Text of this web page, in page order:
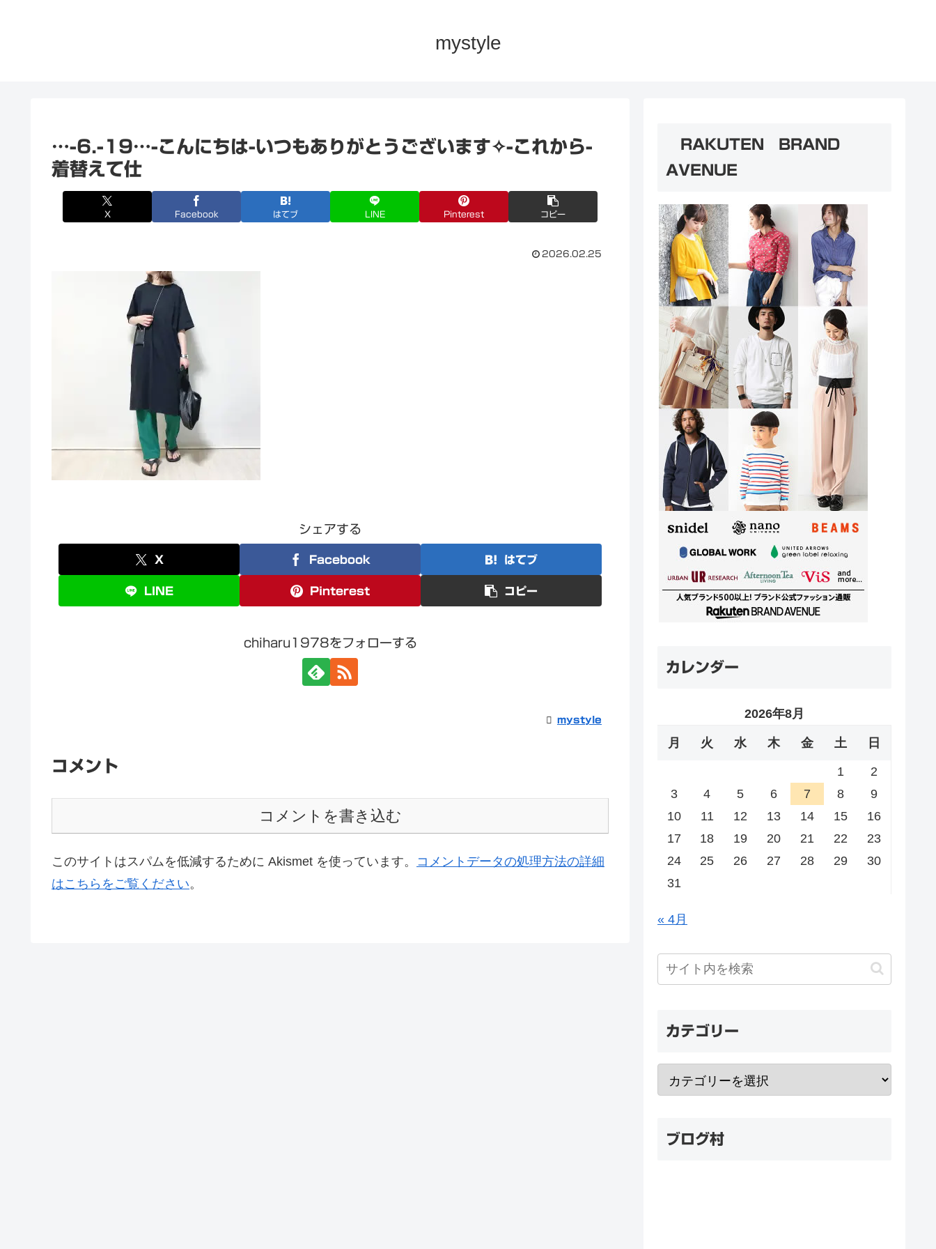
mystyle
…-6.-19…-こんにちは-いつもありがとうございます✧-これから-
着替えて仕
X Facebook はてブ LINE Pinterest コピー
2026.02.25
シェアする
X Facebook はてブ
LINE Pinterest コピー
chiharu1978をフォローする
mystyle
コメント
コメントを書き込む
このサイトはスパムを低減するために Akismet を使っています。 コメントデータの処理方法の詳細
はこちらをご覧ください。
RAKUTEN BRAND
AVENUE
カレンダー
2026年8月
月 火 水 木 金 土 日
1
2
3
4 5 6 7 8
9
10
11 12 13 14 15
16
17
18 19 20 21 22
23
24
25 26 27 28 29
30
31
« 4月
カテゴリー
ブログ村